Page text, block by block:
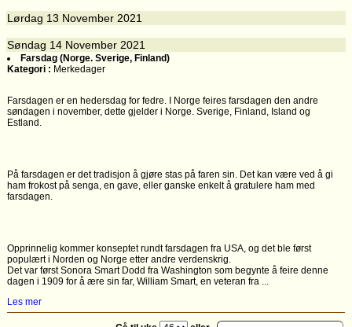
Lørdag 13 November 2021
Søndag 14 November 2021
Farsdag (Norge. Sverige, Finland)
Kategori : Merkedager
Farsdagen er en hedersdag for fedre. I Norge feires farsdagen den andre
søndagen i november, dette gjelder i Norge. Sverige, Finland, Island og
Estland.
På farsdagen er det tradisjon å gjøre stas på faren sin. Det kan være ved å gi
ham frokost på senga, en gave, eller ganske enkelt å gratulere ham med
farsdagen.
Opprinnelig kommer konseptet rundt farsdagen fra USA, og det ble først
populært i Norden og Norge etter andre verdenskrig.
Det var først Sonora Smart Dodd fra Washington som begynte å feire denne
dagen i 1909 for å ære sin far, William Smart, en veteran fra ...
Les mer